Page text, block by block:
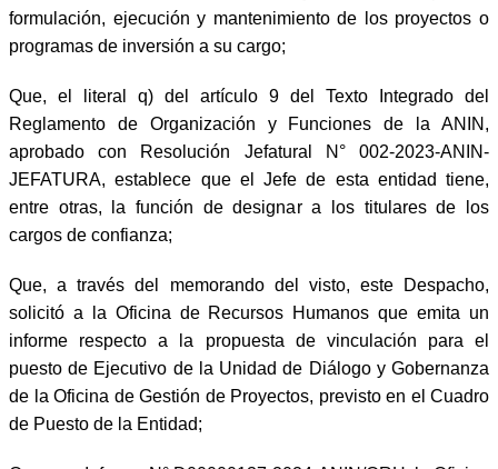
formulación, ejecución y mantenimiento de los proyectos o
programas de inversión a su cargo;
Que, el literal q) del artículo 9 del Texto Integrado del
Reglamento de Organización y Funciones de la ANIN,
aprobado con Resolución Jefatural N° 002-2023-ANIN-
JEFATURA, establece que el Jefe de esta entidad tiene,
entre otras, la función de designar a los titulares de los
cargos de confianza;
Que, a través del memorando del visto, este Despacho,
solicitó a la Oficina de Recursos Humanos que emita un
informe respecto a la propuesta de vinculación para el
puesto de Ejecutivo de la Unidad de Diálogo y Gobernanza
de la Oficina de Gestión de Proyectos, previsto en el Cuadro
de Puesto de la Entidad;